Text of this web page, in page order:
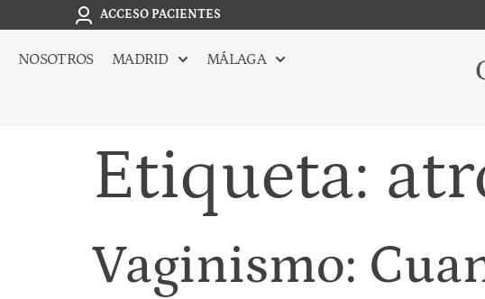
ACCESO PACIENTES
NOSOTROS MADRID MÁLAGA
Etiqueta:
Vaginismo: